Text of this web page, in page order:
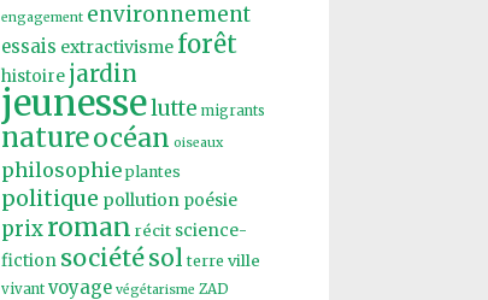
engagement environnement
essais extractivisme forêt
histoire jardin
jeunesselutte migrants
natureocéan oiseaux
philosophie plantes
politique pollution poésie
prix roman récit science-
fiction sociétésol terre ville
vivant voyage végétarisme ZAD